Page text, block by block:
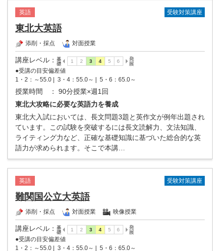
英語 受験対策講座
東北大英語
添削・採点 対面授業
講座レベル ：
●受講の目安偏差値
1・2：～55.0 |
3・4：55.0～ | 5・6：65.0～
授業時間
： 90分授業×週1回
東北大攻略に必要な英語力を養成
東北大入試においては、長文問題3題と英作文が例年出題され
ています。この試験を突破するには長文読解力、文法知識、
ライティング力など、正確な基礎知識に基づいた総合的な英
語力が求められます。そこで本講…
英語 受験対策講座
難関国公立大英語
添削・採点 対面授業 映像授業
講座レベル ：
●受講の目安偏差値
1・2：～55.0 |
3・4：55.0～ | 5・6：65.0～